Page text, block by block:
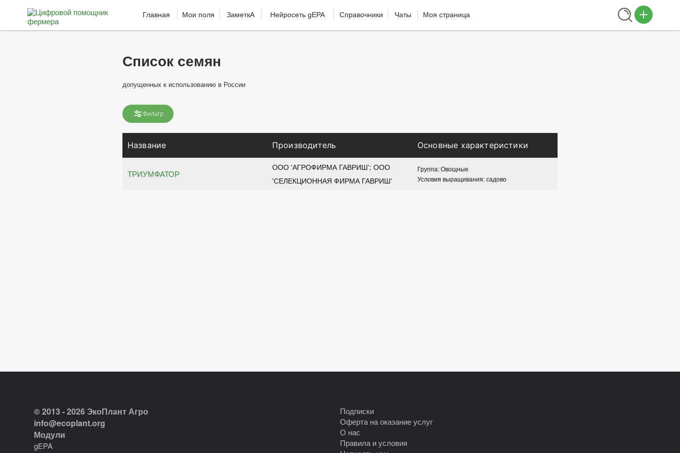
Главная Мои поля ЗаметкА Нейросеть gEPA Справочники Чаты Моя страница
Список семян
допущенных к использованию в России
Фильтр
Название Производитель Основные характеристики
ТРИУМФАТОР
ООО 'АГРОФИРМА ГАВРИШ'; ООО
'СЕЛЕКЦИОННАЯ ФИРМА ГАВРИШ'
Группа: Овощные
Условия выращивания: садово
© 2013 - 2026 ЭкоПлант Агро
info@ecoplant.org
Модули
gEPA
Подписки
Оферта на оказание услуг
О нас
Правила и условия